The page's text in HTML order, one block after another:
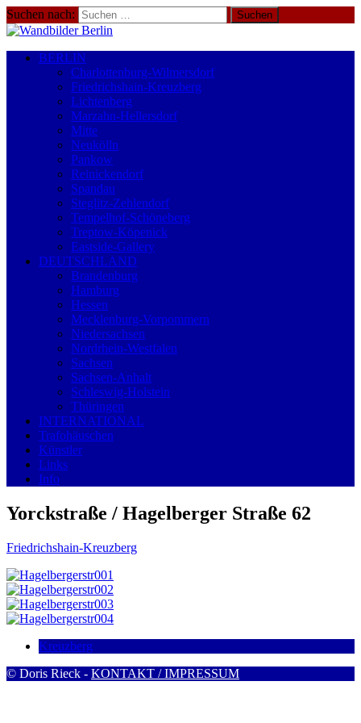
Suchen nach:
BERLIN
Charlottenburg-Wilmersdorf
Friedrichshain-Kreuzberg
Lichtenberg
Marzahn-Hellersdorf
Mitte
Neukölln
Pankow
Reinickendorf
Spandau
Steglitz-Zehlendorf
Tempelhof-Schöneberg
Treptow-Köpenick
Eastside-Gallery
DEUTSCHLAND
Brandenburg
Hamburg
Hessen
Mecklenburg-Vorpommern
Niedersachsen
Nordrhein-Westfalen
Sachsen
Sachsen-Anhalt
Schleswig-Holstein
Thüringen
INTERNATIONAL
Trafohäuschen
Künstler
Links
Info
Yorckstraße / Hagelberger Straße 62
Friedrichshain-Kreuzberg
Kreuzberg
© Doris Rieck - KONTAKT / IMPRESSUM